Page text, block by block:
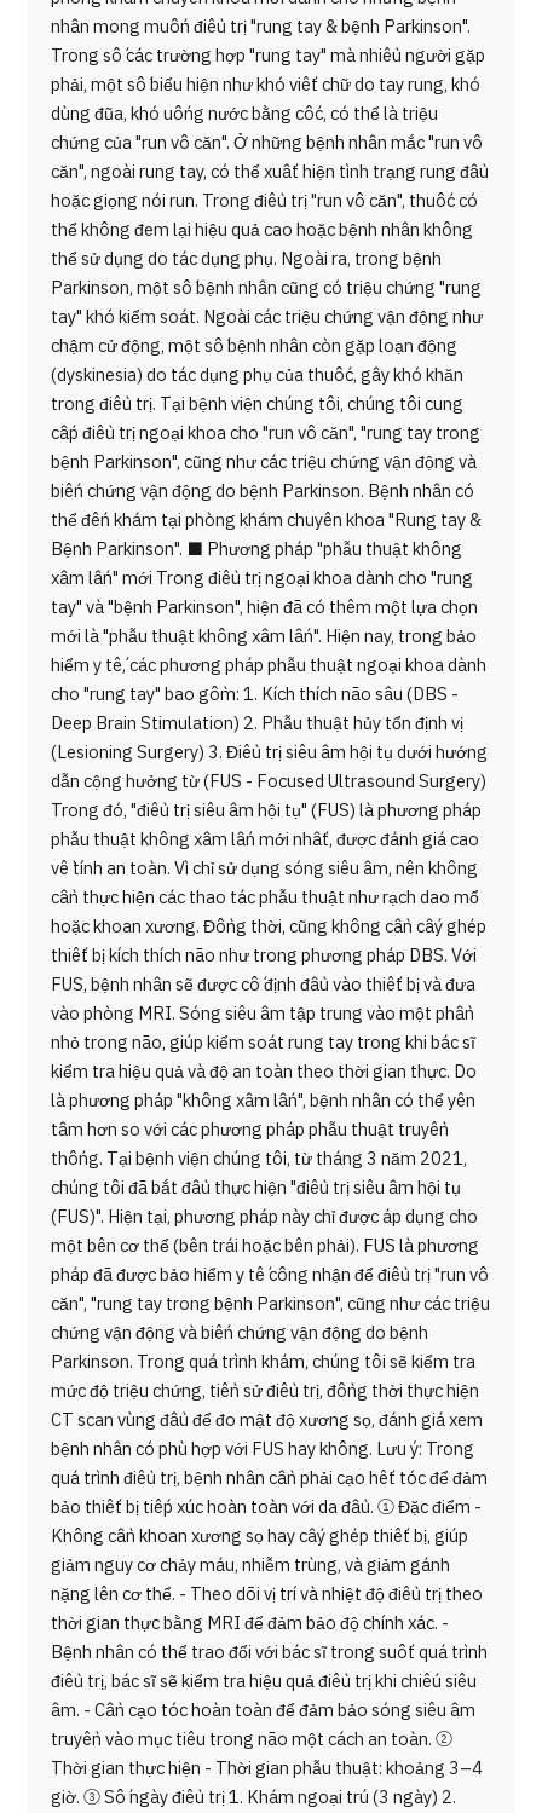
nhân mong muốn điều trị "rung tay & bệnh Parkinson".
Trong số các trường hợp "rung tay" mà nhiều người gặp
phải, một số biểu hiện như khó viết chữ do tay rung, khó
dùng đũa, khó uống nước bằng cốc, có thể là triệu
chứng của "run vô căn". Ở những bệnh nhân mắc "run vô
căn", ngoài rung tay, có thể xuất hiện tình trạng rung đầu
hoặc giọng nói run. Trong điều trị "run vô căn", thuốc có
thể không đem lại hiệu quả cao hoặc bệnh nhân không
thể sử dụng do tác dụng phụ. Ngoài ra, trong bệnh
Parkinson, một số bệnh nhân cũng có triệu chứng "rung
tay" khó kiểm soát. Ngoài các triệu chứng vận động như
chậm cử động, một số bệnh nhân còn gặp loạn động
(dyskinesia) do tác dụng phụ của thuốc, gây khó khăn
trong điều trị. Tại bệnh viện chúng tôi, chúng tôi cung
cấp điều trị ngoại khoa cho "run vô căn", "rung tay trong
bệnh Parkinson", cũng như các triệu chứng vận động và
biến chứng vận động do bệnh Parkinson. Bệnh nhân có
thể đến khám tại phòng khám chuyên khoa "Rung tay &
Bệnh Parkinson". ■ Phương pháp "phẫu thuật không
xâm lấn" mới Trong điều trị ngoại khoa dành cho "rung
tay" và "bệnh Parkinson", hiện đã có thêm một lựa chọn
mới là "phẫu thuật không xâm lấn". Hiện nay, trong bảo
hiểm y tế, các phương pháp phẫu thuật ngoại khoa dành
cho "rung tay" bao gồm: 1. Kích thích não sâu (DBS -
Deep Brain Stimulation) 2. Phẫu thuật hủy tổn định vị
(Lesioning Surgery) 3. Điều trị siêu âm hội tụ dưới hướng
dẫn cộng hưởng từ (FUS - Focused Ultrasound Surgery)
Trong đó, "điều trị siêu âm hội tụ" (FUS) là phương pháp
phẫu thuật không xâm lấn mới nhất, được đánh giá cao
về tính an toàn. Vì chỉ sử dụng sóng siêu âm, nên không
cần thực hiện các thao tác phẫu thuật như rạch dao mổ
hoặc khoan xương. Đồng thời, cũng không cần cấy ghép
thiết bị kích thích não như trong phương pháp DBS. Với
FUS, bệnh nhân sẽ được cố định đầu vào thiết bị và đưa
vào phòng MRI. Sóng siêu âm tập trung vào một phần
nhỏ trong não, giúp kiểm soát rung tay trong khi bác sĩ
kiểm tra hiệu quả và độ an toàn theo thời gian thực. Do
là phương pháp "không xâm lấn", bệnh nhân có thể yên
tâm hơn so với các phương pháp phẫu thuật truyền
thống. Tại bệnh viện chúng tôi, từ tháng 3 năm 2021,
chúng tôi đã bắt đầu thực hiện "điều trị siêu âm hội tụ
(FUS)". Hiện tại, phương pháp này chỉ được áp dụng cho
một bên cơ thể (bên trái hoặc bên phải). FUS là phương
pháp đã được bảo hiểm y tế công nhận để điều trị "run vô
căn", "rung tay trong bệnh Parkinson", cũng như các triệu
chứng vận động và biến chứng vận động do bệnh
Parkinson. Trong quá trình khám, chúng tôi sẽ kiểm tra
mức độ triệu chứng, tiền sử điều trị, đồng thời thực hiện
CT scan vùng đầu để đo mật độ xương sọ, đánh giá xem
bệnh nhân có phù hợp với FUS hay không. Lưu ý: Trong
quá trình điều trị, bệnh nhân cần phải cạo hết tóc để đảm
bảo thiết bị tiếp xúc hoàn toàn với da đầu. ① Đặc điểm -
Không cần khoan xương sọ hay cấy ghép thiết bị, giúp
giảm nguy cơ chảy máu, nhiễm trùng, và giảm gánh
nặng lên cơ thể. - Theo dõi vị trí và nhiệt độ điều trị theo
thời gian thực bằng MRI để đảm bảo độ chính xác. -
Bệnh nhân có thể trao đổi với bác sĩ trong suốt quá trình
điều trị, bác sĩ sẽ kiểm tra hiệu quả điều trị khi chiếu siêu
âm. - Cần cạo tóc hoàn toàn để đảm bảo sóng siêu âm
truyền vào mục tiêu trong não một cách an toàn. ②
Thời gian thực hiện - Thời gian phẫu thuật: khoảng 3–4
giờ. ③ Số ngày điều trị 1. Khám ngoại trú (3 ngày) 2.